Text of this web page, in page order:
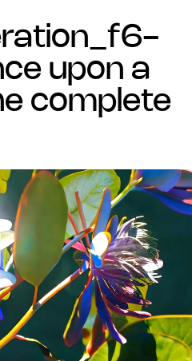
upon a
complete